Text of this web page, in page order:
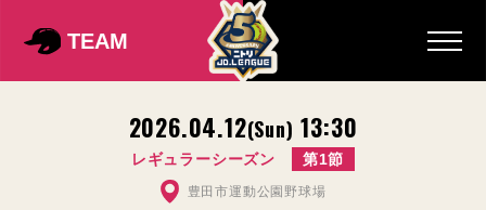
TEAM
2026.04.12(Sun) 13:30
レギュラーシーズン 第1節
豊田市運動公園野球場